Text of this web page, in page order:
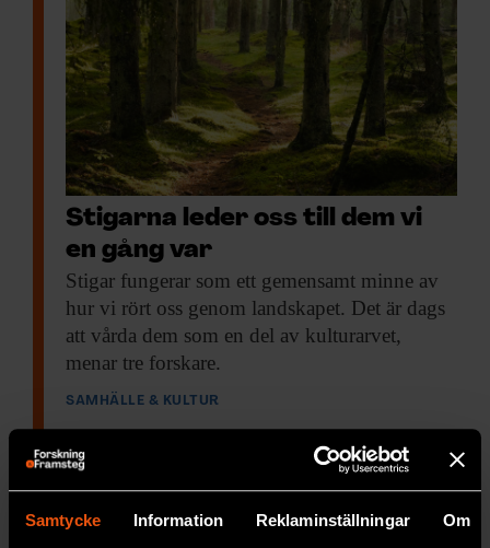
Samtycke Information Reklaminställningar Om
Stigarna leder oss till dem vi
en gång var
Stigar fungerar som ett gemensamt minne av
hur vi rört oss genom landskapet. Det är dags
att vårda dem som en del av kulturarvet,
menar tre forskare.
SAMHÄLLE & KULTUR